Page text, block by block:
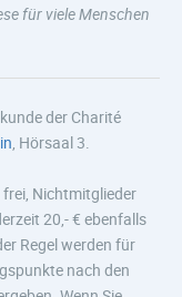
für viele Menschen
der Charité
, Hörsaal 3.
frei, Nichtmitglieder
20,- € ebenfalls
Regel werden für
nach den